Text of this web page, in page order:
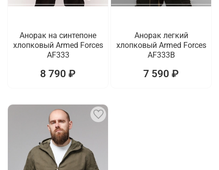
Анорак на синтепоне
хлопковый Armed Forces
AF333
8 790 ₽
Анорак легкий
хлопковый Armed Forces
AF333B
7 590 ₽